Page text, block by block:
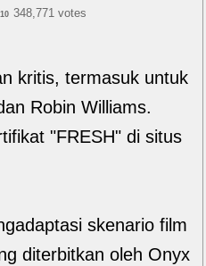
348,771 votes
kritis, termasuk untuk
Robin Williams.
"FRESH" di situs
skenario film
diterbitkan oleh Onyx